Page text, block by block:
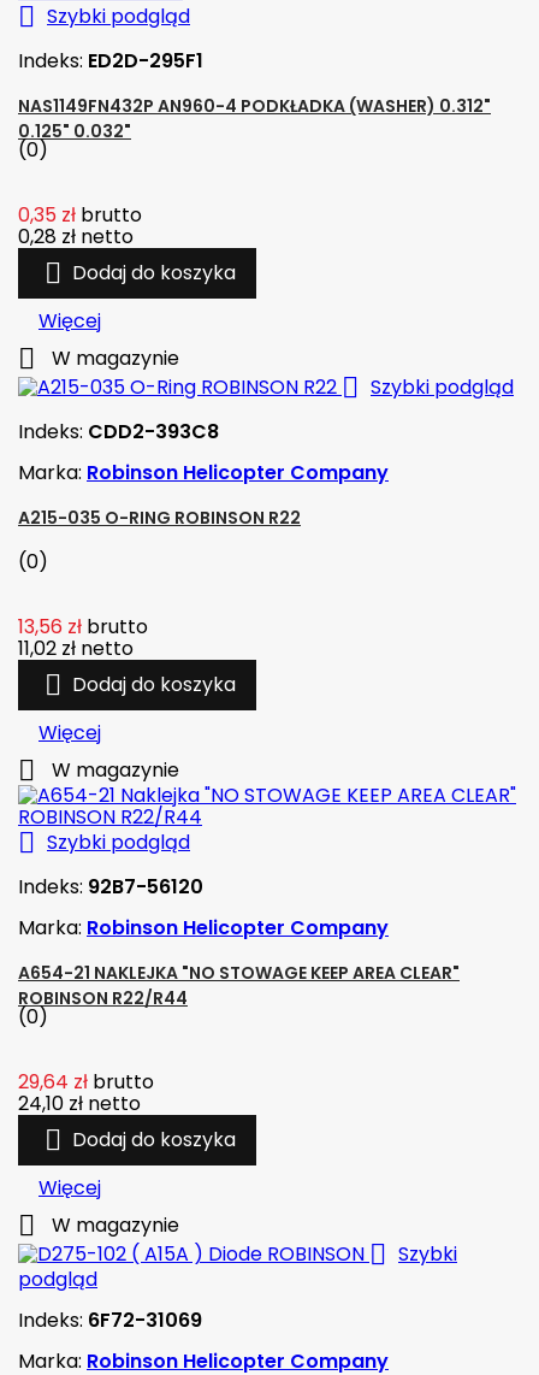
 Szybki podgląd
Indeks: ED2D-295F1
NAS1149FN432P AN960-4 PODKŁADKA (WASHER) 0.312"
0.125" 0.032"
(0)
0,35 zł brutto
0,28 zł netto
 Dodaj do koszyka
Więcej
 W magazynie
 Szybki podgląd
Indeks: CDD2-393C8
Marka: Robinson Helicopter Company
A215-035 O-RING ROBINSON R22
(0)
13,56 zł brutto
11,02 zł netto
 Dodaj do koszyka
Więcej
 W magazynie
 Szybki podgląd
Indeks: 92B7-56120
Marka: Robinson Helicopter Company
A654-21 NAKLEJKA "NO STOWAGE KEEP AREA CLEAR"
ROBINSON R22/R44
(0)
29,64 zł brutto
24,10 zł netto
 Dodaj do koszyka
Więcej
 W magazynie
 Szybki
podgląd
Indeks: 6F72-31069
Marka: Robinson Helicopter Company